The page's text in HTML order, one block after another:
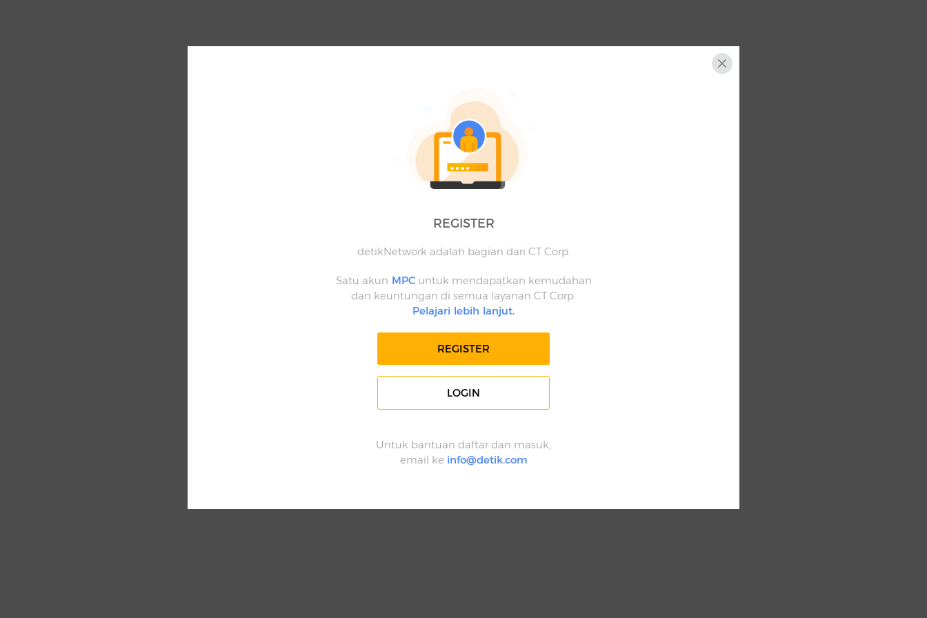
REGISTER
detikNetwork adalah bagian dari CT Corp.
Satu akun MPCuntuk mendapatkan kemudahan
dan keuntungan di semua layanan CT Corp.
Pelajari lebih lanjut.
REGISTER
LOGIN
Untuk bantuan daftar dan masuk,
email ke info@detik.com